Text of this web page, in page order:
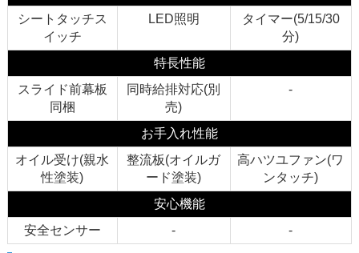
シートタッチス
イッチ
LED照明
タイマー(5/15/30
分)
特長性能
スライド前幕板
同梱
同時給排対応(別
売)
-
お手入れ性能
オイル受け(親水
性塗装)
整流板(オイルガ
ード塗装)
高ハツユファン(ワ
ンタッチ)
安心機能
安全センサー
- -